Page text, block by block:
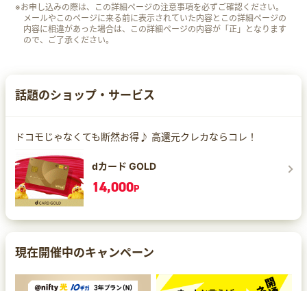
※お申し込みの際は、この詳細ページの注意事項を必ずご確認ください。
メールやこのページに来る前に表示されていた内容とこの詳細ページの
内容に相違があった場合は、この詳細ページの内容が「正」となります
ので、ご了承ください。
話題のショップ・サービス
ドコモじゃなくても断然お得♪ 高還元クレカならコレ！
dカード GOLD
14,000P
現在開催中のキャンペーン